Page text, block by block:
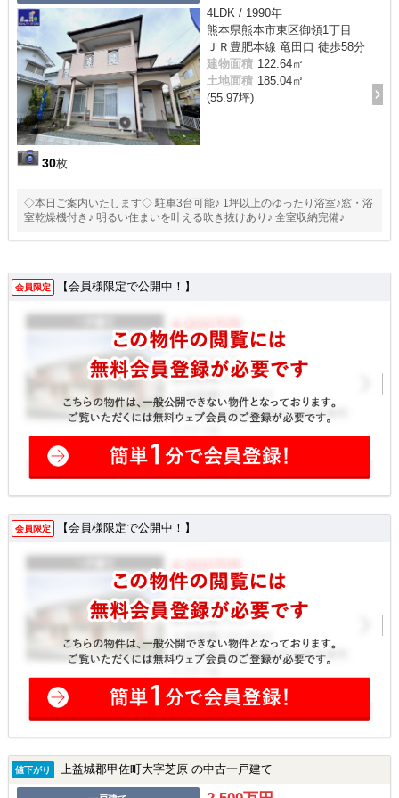
30枚
4LDK / 1990年
熊本県熊本市東区御領1丁目
ＪＲ豊肥本線 竜田口 徒歩58分
建物面積 122.64㎡
土地面積 185.04㎡
(55.97坪)
◇本日ご案内いたします◇ 駐車3台可能♪ 1坪以上のゆったり浴室♪窓・浴
室乾燥機付き♪ 明るい住まいを叶える吹き抜けあり♪ 全室収納完備♪
会員限定 【会員様限定で公開中！】
会員限定 【会員様限定で公開中！】
値下がり 上益城郡甲佐町大字芝原 の中古一戸建て